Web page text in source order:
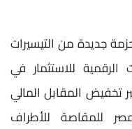
حزمة جديدة من التيسيرات
للاستثمار في
تخفيض المقابل المالي
للمقاصة للأطراف